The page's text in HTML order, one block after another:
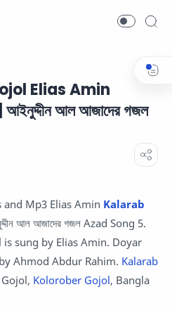
Elias Amin
আল আজাদের গজল
Mp3 Elias Amin Kalarab
আল আজাদের গজল Azad Song 5.
sung by Elias Amin. Doyar
Ahmod Abdur Rahim. Kalarab
Kolorober Gojol, Bangla